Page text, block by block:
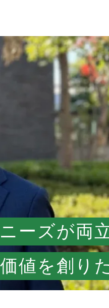
ーズが両
値を創り